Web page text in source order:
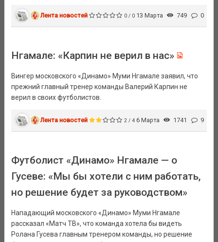
Лента новостей 0 / 0 13 Марта 749 0
Нгамале: «Карпин не верил в нас»
Вингер московского «Динамо» Муми Нгамале заявил, что
прежний главный тренер команды Валерий Карпин не
верил в своих футболистов.
Лента новостей 2 / 4 6 Марта 1741 9
Футболист «Динамо» Нгамале — о
Гусеве: «Мы бы хотели с ним работать,
но решение будет за руководством»
Нападающий московского «Динамо» Муми Нгамале
рассказал «Матч ТВ», что команда хотела бы видеть
Ролана Гусева главным тренером команды, но решение